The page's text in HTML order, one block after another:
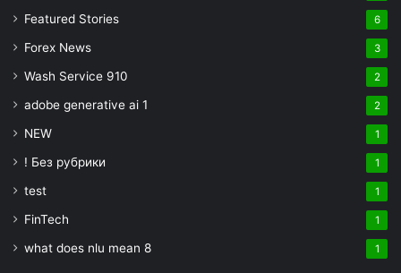
Featured Stories 6
Forex News 3
Wash Service 910 2
adobe generative ai 1 2
NEW 1
! Без рубрики 1
test 1
FinTech 1
what does nlu mean 8 1